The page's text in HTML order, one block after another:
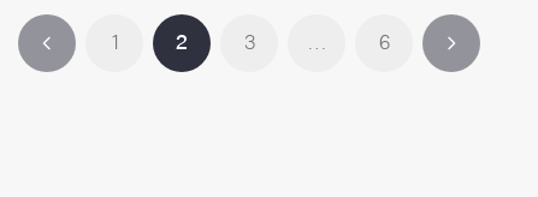
1 2 3 … 6